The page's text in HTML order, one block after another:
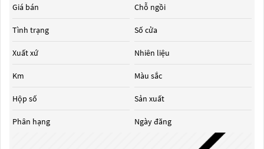
Giá bán
Tình trạng
Xuất xứ
Km
Hộp số
Phân hạng
Chỗ ngồi
Số cửa
Nhiên liệu
Màu sắc
Sản xuất
Ngày đăng